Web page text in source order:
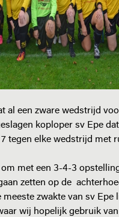
al een zware wedstrijd
koploper sv Epe
tegen elke wedstrijd met
om met een 3-4-3
zetten op de
zwakte van sv Epe
wij hopelijk gebruik